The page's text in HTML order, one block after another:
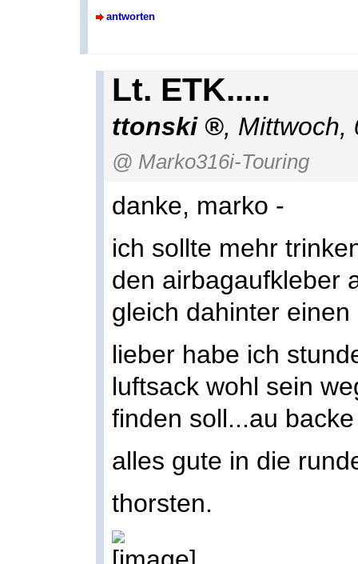
antworten
Lt. ETK.....
ttonski , Mittwoch,
@ Marko316i-Touring
danke, marko -
ich sollte mehr
den airbagaufkleber
gleich dahinter
lieber habe ich
luftsack wohl sein
finden soll...au
alles gute in die
thorsten.